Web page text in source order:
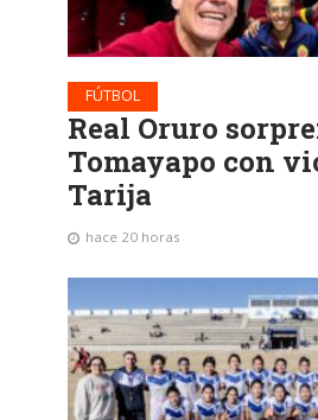
FÚTBOL
Real Oruro
Tomayapo con
Tarija
hace 20 horas